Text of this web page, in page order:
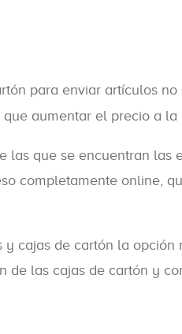
para enviar artículos
aumentar el precio a
que se encuentran las
completamente online,
cajas de cartón la opción
de las cajas de cartón y